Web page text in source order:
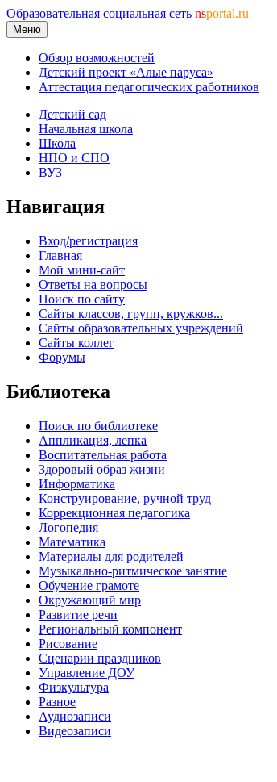
Образовательная социальная сеть nsportal.ru
Меню
Обзор возможностей
Детский проект «Алые паруса»
Аттестация педагогических работников
Детский сад
Начальная школа
Школа
НПО и СПО
ВУЗ
Навигация
Вход/регистрация
Главная
Мой мини-сайт
Ответы на вопросы
Поиск по сайту
Сайты классов, групп, кружков...
Сайты образовательных учреждений
Сайты коллег
Форумы
Библиотека
Поиск по библиотеке
Аппликация, лепка
Воспитательная работа
Здоровый образ жизни
Информатика
Конструирование, ручной труд
Коррекционная педагогика
Логопедия
Математика
Материалы для родителей
Музыкально-ритмическое занятие
Обучение грамоте
Окружающий мир
Развитие речи
Региональный компонент
Рисование
Сценарии праздников
Управление ДОУ
Физкультура
Разное
Аудиозаписи
Видеозаписи